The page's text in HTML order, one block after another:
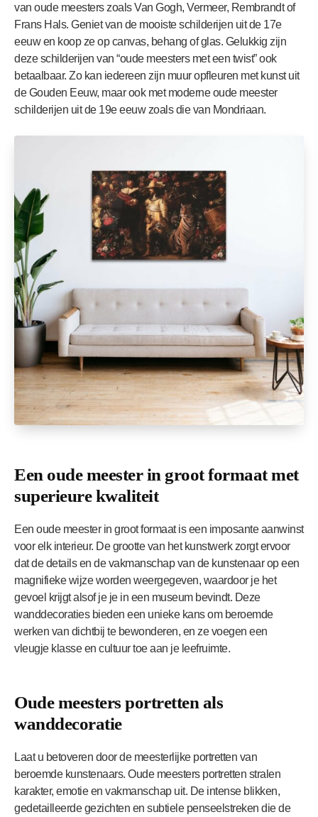
van oude meesters zoals Van Gogh, Vermeer, Rembrandt of
Frans Hals. Geniet van de mooiste schilderijen uit de 17e
eeuw en koop ze op canvas, behang of glas. Gelukkig zijn
deze schilderijen van “oude meesters met een twist” ook
betaalbaar. Zo kan iedereen zijn muur opfleuren met kunst uit
de Gouden Eeuw, maar ook met moderne oude meester
schilderijen uit de 19e eeuw zoals die van Mondriaan.
Een oude meester in groot formaat met
superieure kwaliteit
Een oude meester in groot formaat is een imposante aanwinst
voor elk interieur. De grootte van het kunstwerk zorgt ervoor
dat de details en de vakmanschap van de kunstenaar op een
magnifieke wijze worden weergegeven, waardoor je het
gevoel krijgt alsof je je in een museum bevindt. Deze
wanddecoraties bieden een unieke kans om beroemde
werken van dichtbij te bewonderen, en ze voegen een
vleugje klasse en cultuur toe aan je leefruimte.
Oude meesters portretten als
wanddecoratie
Laat u betoveren door de meesterlijke portretten van
beroemde kunstenaars. Oude meesters portretten stralen
karakter, emotie en vakmanschap uit. De intense blikken,
gedetailleerde gezichten en subtiele penseelstreken die de